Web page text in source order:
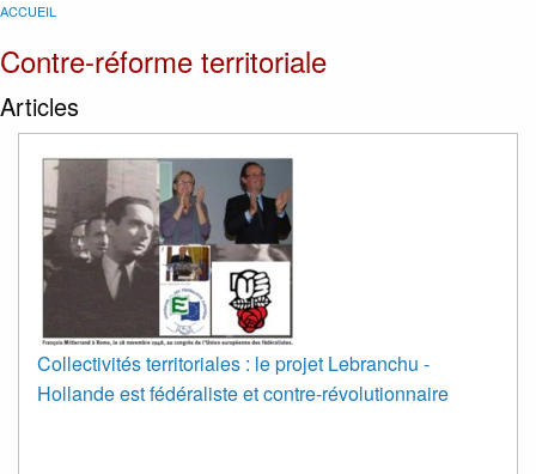
ACCUEIL
Contre-réforme territoriale
Articles
Collectivités territoriales : le projet Lebranchu -
Hollande est fédéraliste et contre-révolutionnaire